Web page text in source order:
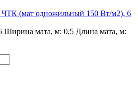
(мат одножильный 150 Вт/м2), 6
Ширина мата, м: 0,5 Длина мата, м: